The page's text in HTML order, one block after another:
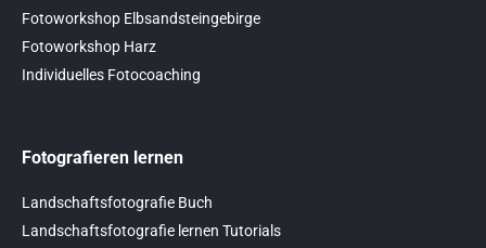
Fotoworkshop Elbsandsteingebirge
Fotoworkshop Harz
Individuelles Fotocoaching
Fotografieren lernen
Landschaftsfotografie Buch
Landschaftsfotografie lernen Tutorials